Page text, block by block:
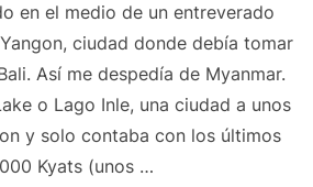
en el medio de un entreverado
ciudad donde debía tomar
Así me despedía de Myanmar.
o Lago Inle, una ciudad a unos
y solo contaba con los últimos
Kyats (unos …